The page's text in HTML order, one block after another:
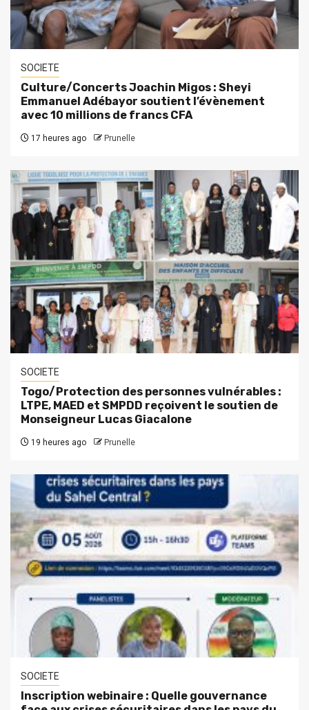
SOCIETE
Culture/Concerts Joachin Migos : Sheyi
Emmanuel Adébayor soutient l’évènement
avec 10 millions de francs CFA
17 heures ago Prunelle
SOCIETE
Togo/Protection des personnes vulnérables :
LTPE, MAED et SMPDD reçoivent le soutien de
Monseigneur Lucas Giacalone
19 heures ago Prunelle
SOCIETE
Inscription webinaire : Quelle gouvernance